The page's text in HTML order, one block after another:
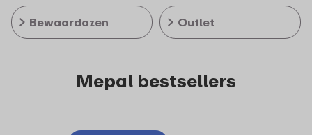
Bewaardozen Outlet
Mepal bestsellers